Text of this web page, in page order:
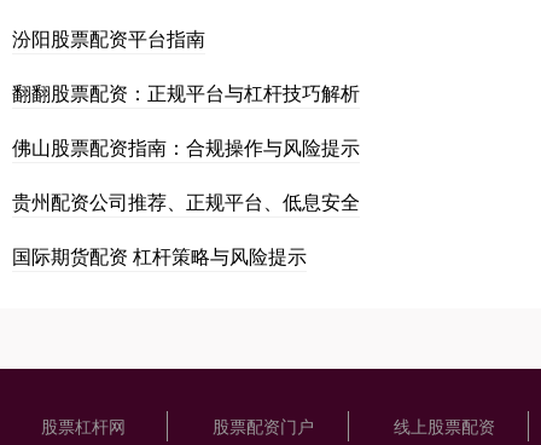
汾阳股票配资平台指南
翻翻股票配资：正规平台与杠杆技巧解析
佛山股票配资指南：合规操作与风险提示
贵州配资公司推荐、正规平台、低息安全
国际期货配资 杠杆策略与风险提示
股票杠杆网 股票配资门户 线上股票配资